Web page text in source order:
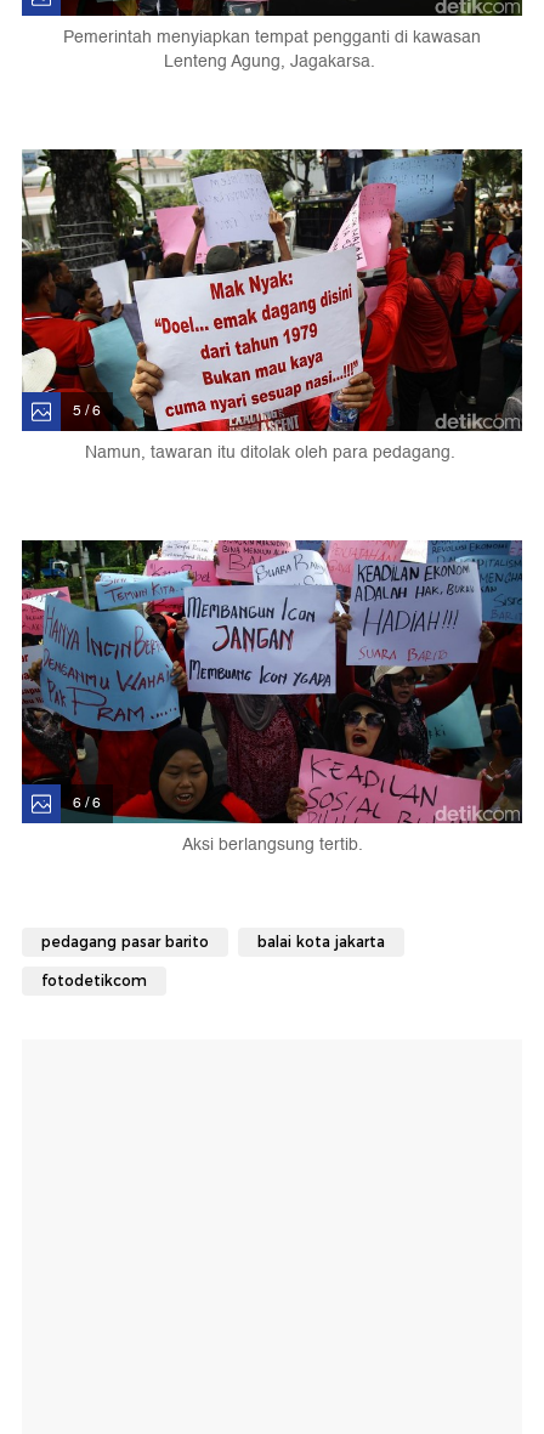
Pemerintah menyiapkan tempat pengganti di kawasan
Lenteng Agung, Jagakarsa.
5 / 6
Namun, tawaran itu ditolak oleh para pedagang.
6 / 6
Aksi berlangsung tertib.
pedagang pasar barito balai kota jakarta
fotodetikcom